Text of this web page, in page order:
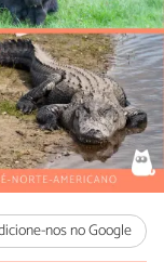
nos no Google